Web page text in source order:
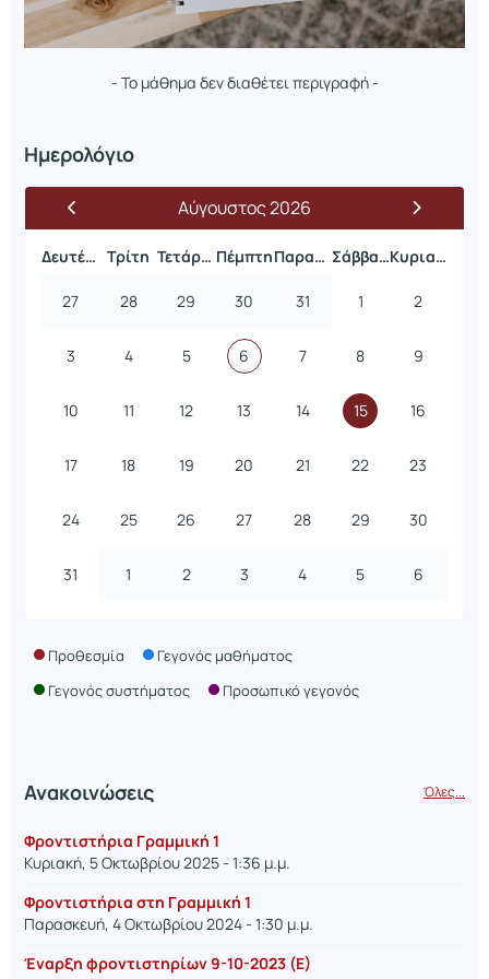
- Το μάθημα δεν διαθέτει περιγραφή -
Ημερολόγιο
Αύγουστος 2026
Δευτέρα Τρίτη Τετάρτη Πέμπτη Παρασκευή Σάββατο Κυριακή
27 28 29 30 31 1 2
3 4 5 6 7 8 9
10 11 12 13 14 15 16
17 18 19 20 21 22 23
24 25 26 27 28 29 30
31 1 2 3 4 5 6
Προθεσμία
Γεγονός μαθήματος
Γεγονός συστήματος
Προσωπικό γεγονός
Ανακοινώσεις Όλες...
Φροντιστήρια Γραμμική 1
Κυριακή, 5 Οκτωβρίου 2025 - 1:36 μ.μ.
Φροντιστήρια στη Γραμμική 1
Παρασκευή, 4 Οκτωβρίου 2024 - 1:30 μ.μ.
Έναρξη φροντιστηρίων 9-10-2023 (Ε)